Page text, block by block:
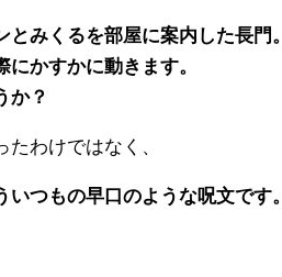
みくるを部屋に案内した長門。
かすかに動きます。
か？
わけではなく、
つもの早口のような呪文です。